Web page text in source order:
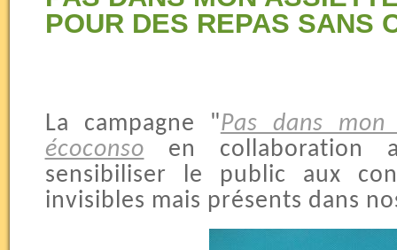
POUR DES REPAS SANS
La campagne "Pas dans
écoconso en collaboration
sensibiliser le public aux
invisibles mais présents dans